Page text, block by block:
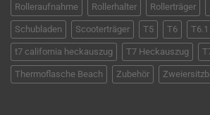
Rolleraufnahme Rollerhalter Rollerträger
Schubladen Scooterträger T5 T6 T6.1
t7 california heckauszug T7 Heckauszug
Thermoflasche Beach Zubehör